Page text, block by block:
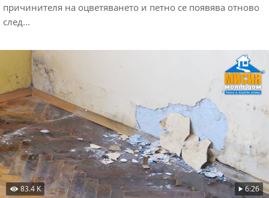
причинителя на оцветяването и петно се появява отново
след...
83.4 K 6:26